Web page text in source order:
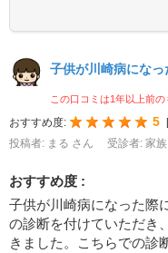
子供が川崎病にな
この口コミは1年以上前
おすすめ度: 5
投稿者: まる さん
受診者: 家
おすすめ度 :
子供が川崎病になった際
の診断を付けていただき
きました。こちらでの診